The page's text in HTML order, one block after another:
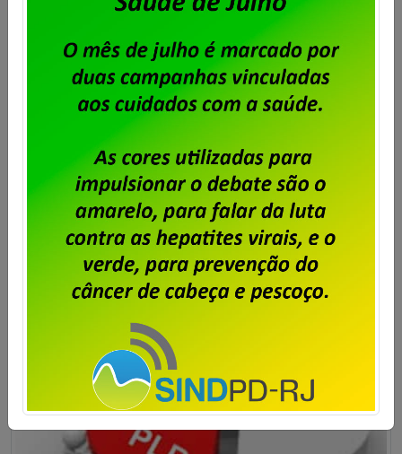
Publicado por Imprensa em06/08/2026.
Após o encerramento da negociação do Acordo de
Coletivo de Trabalho (ACT) 2026/2028 dos
trabalhadores e trabalhadoras da Unisys Brasil, será
cobrada a Contribuição para Custeio Sindical,
conforme aprovado em assembleia. O desconto
previsto é de 50% de um único dia de salário vigente
do trabalhador, conforme a cláusula “54ª –
Contribuição Para Custeio Sindical” […]
Saiba mais